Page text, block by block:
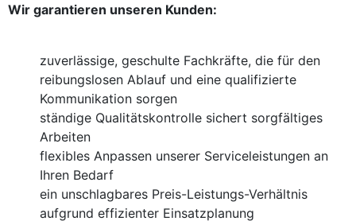
Wir garantieren unseren Kunden:
zuverlässige, geschulte Fachkräfte, die für den
reibungslosen Ablauf und eine qualifizierte
Kommunikation sorgen
ständige Qualitätskontrolle sichert sorgfältiges
Arbeiten
flexibles Anpassen unserer Serviceleistungen an
Ihren Bedarf
ein unschlagbares Preis-Leistungs-Verhältnis
aufgrund effizienter Einsatzplanung